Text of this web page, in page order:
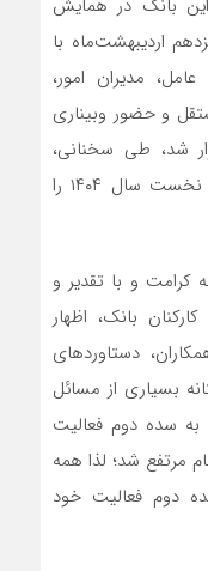
بانک در همایش
اردیبهشت‌ماه با
مدیران امور،
و حضور وبیناری
شد، طی سخنانی،
رویکردهای کلان بانک در شش ماهه نخست سال ۱۴۰۴ را
کرامت و با تقدیر و
بانک، اظهار
دستاوردهای
بسیاری از مسائل
سده دوم فعالیت
مرتفع شد؛ لذا همه
دوم فعالیت خود